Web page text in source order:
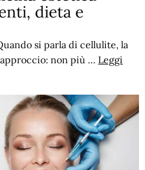
dieta e
si parla di cellulite, la
non più … Leggi